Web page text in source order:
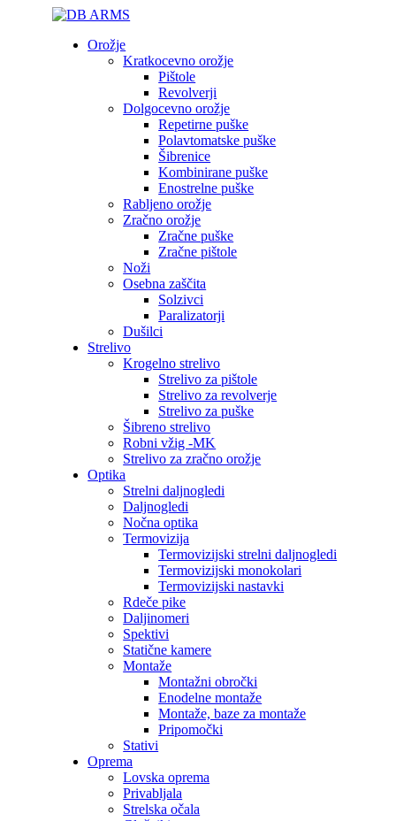
Orožje
Kratkocevno orožje
Pištole
Revolverji
Dolgocevno orožje
Repetirne puške
Polavtomatske puške
Šibrenice
Kombinirane puške
Enostrelne puške
Rabljeno orožje
Zračno orožje
Zračne puške
Zračne pištole
Noži
Osebna zaščita
Solzivci
Paralizatorji
Dušilci
Strelivo
Krogelno strelivo
Strelivo za pištole
Strelivo za revolverje
Strelivo za puške
Šibreno strelivo
Robni vžig -MK
Strelivo za zračno orožje
Optika
Strelni daljnogledi
Daljnogledi
Nočna optika
Termovizija
Termovizijski strelni daljnogledi
Termovizijski monokolari
Termovizijski nastavki
Rdeče pike
Daljinomeri
Spektivi
Statične kamere
Montaže
Montažni obročki
Enodelne montaže
Montaže, baze za montaže
Pripomočki
Stativi
Oprema
Lovska oprema
Privabljala
Strelska očala